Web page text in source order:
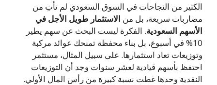
الكثير من النجاحات في السوق السعودي لم تأتِ من
مضاربات سريعة، بل من الاستثمار طويل الأجل في
الأسهم السعودية. الفكرة ليست البحث عن سهم يطير
10% في أسبوع، بل بناء محفظة تمنحك عوائد مركبة
وتوزيعات تعاد استثمارها. على سبيل المثال، مستثمر
احتفظ بأسهم قيادية لعشر سنوات وجد أن التوزيعات
النقدية وحدها غطت نسبة كبيرة من رأس المال الأولي.